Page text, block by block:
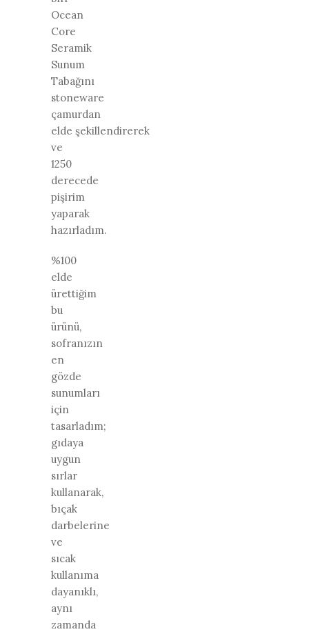
Ocean
Core
Seramik
Sunum
Tabağını
stoneware
çamurdan
elde şekillendirerek
ve
1250
derecede
pişirim
yaparak
hazırladım.
%100
elde
ürettiğim
bu
ürünü,
sofranızın
en
gözde
sunumları
için
tasarladım;
gıdaya
uygun
sırlar
kullanarak,
bıçak
darbelerine
ve
sıcak
kullanıma
dayanıklı,
aynı
zamanda